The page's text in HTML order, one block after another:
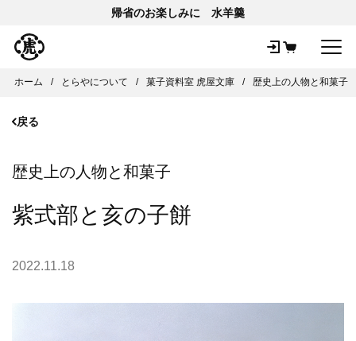
帰省のお楽しみに 水羊羹
ホーム とらやについて 菓子資料室 虎屋文庫 歴史上の人物と和菓子
戻る
歴史上の人物と和菓子
紫式部と亥の子餅
2022.11.18